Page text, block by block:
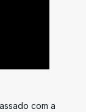
com a